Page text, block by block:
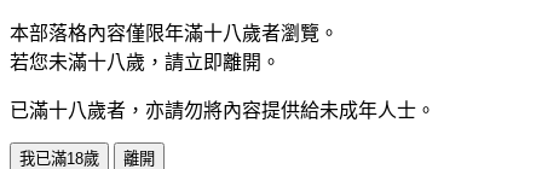
本部落格內容僅限年滿十八歲者瀏覽。
若您未滿十八歲，請立即離開。
已滿十八歲者，亦請勿將內容提供給未成年人士。
我已滿18歲 離開